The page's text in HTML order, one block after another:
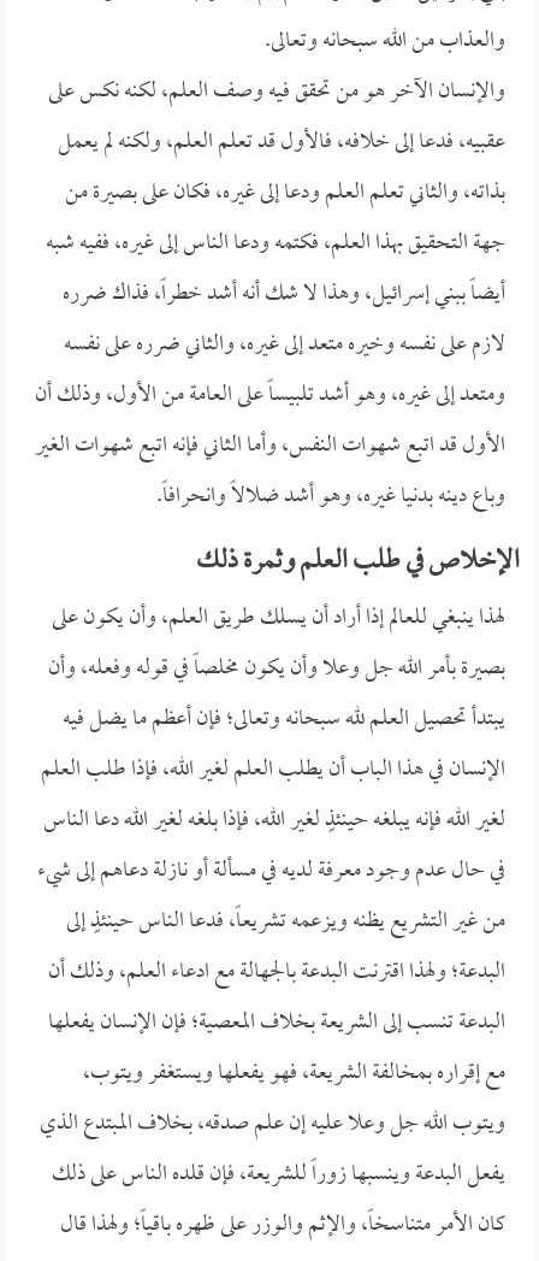
والعذاب من الله سبحانه وتعالى.
والإنسان الآخر هو من تحقق فيه وصف العلم، لكنه نكس على
عقبيه، فدعا إلى خلافه، فالأول قد تعلم العلم، ولكنه لم يعمل
بذاته، والثاني تعلم العلم ودعا إلى غيره، فكان على بصيرة من
جهة التحقيق بهذا العلم، فكتمه ودعا الناس إلى غيره، ففيه شبه
أيضاً ببني إسرائيل، وهذا لا شك أنه أشد خطراً، فذاك ضرره
لازم على نفسه وخيره متعد إلى غيره، والثاني ضرره على نفسه
ومتعد إلى غيره، وهو أشد تلبيساً على العامة من الأول، وذلك أن
الأول قد اتبع شهوات النفس، وأما الثاني فإنه اتبع شهوات الغير
وباع دينه بدنيا غيره، وهو أشد ضلالاً وانحرافاً.
الإخلاص في طلب العلم وثمرة ذلك
لهذا ينبغي للعالم إذا أراد أن يسلك طريق العلم، وأن يكون على
بصيرة بأمر الله جل وعلا وأن يكون مخلصاً في قوله وفعله، وأن
يبتدأ تحصيل العلم لله سبحانه وتعالى؛ فإن أعظم ما يضل فيه
الإنسان في هذا الباب أن يطلب العلم لغير الله، فإذا طلب العلم
لغير الله فإنه يبلغه حينئذٍ لغير الله، فإذا بلغه لغير الله دعا الناس
في حال عدم وجود معرفة لديه في مسألة أو نازلة دعاهم إلى شيء
من غير التشريع يظنه ويزعمه تشريعاً، فدعا الناس حينئذٍ إلى
البدعة؛ ولهذا اقترنت البدعة بالجهالة مع ادعاء العلم، وذلك أن
البدعة تنسب إلى الشريعة بخلاف المعصية؛ فإن الإنسان يفعلها
مع إقراره بمخالفة الشريعة، فهو يفعلها ويستغفر ويتوب،
ويتوب الله جل وعلا عليه إن علم صدقه، بخلاف المبتدع الذي
يفعل البدعة وينسبها زوراً للشريعة، فإن قلده الناس على ذلك
كان الأمر متناسخاً، والإثم والوزر على ظهره باقياً؛ ولهذا قال